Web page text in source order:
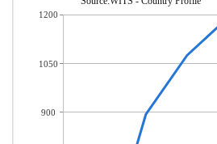
1200
1050
900